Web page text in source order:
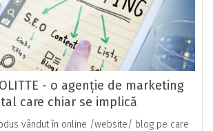
- o agenție de marketing
care chiar se implică
vândut în online /website/ blog pe care